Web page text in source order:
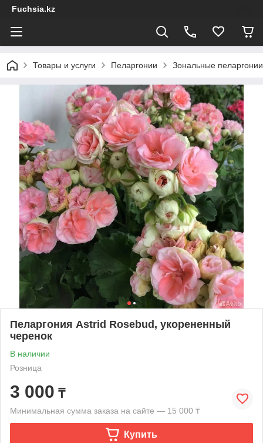
Fuchsia.kz
Товары и услуги Пеларгонии Зональные пеларгонии
Пеларгония Astrid Rosebud, укорененный
черенок
В наличии
Розница
3 000 ₸
Минимальная сумма заказа на сайте — 15 000 ₸
Купить